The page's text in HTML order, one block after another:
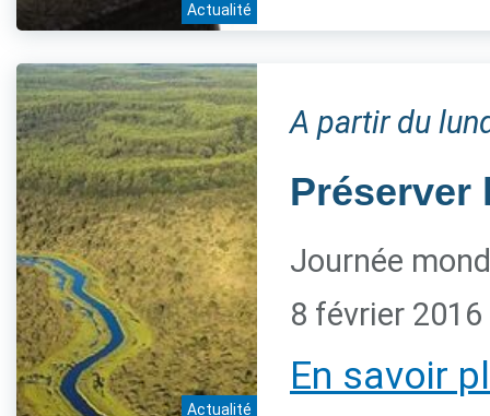
Actualité
Actualité
A partir du
Préserver
Journée
8 février 2016
En savoir